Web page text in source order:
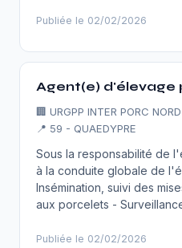
Publiée le 02/02/2026
Agent(e) d'élevage
🏢 URGPP INTER PORC
📍 59 - QUAEDYPRE
Sous la responsabilité de
à la conduite globale de
Insémination, suivi des
aux porcelets -
Publiée le 02/02/2026